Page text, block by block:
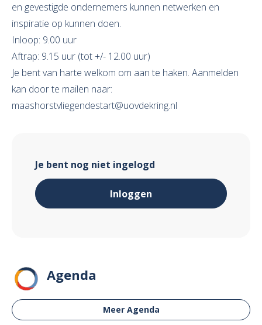
en gevestigde ondernemers kunnen netwerken en
inspiratie op kunnen doen.
Inloop: 9.00 uur
Aftrap: 9.15 uur (tot +/- 12.00 uur)
Je bent van harte welkom om aan te haken. Aanmelden
kan door te mailen naar:
maashorstvliegendestart@uovdekring.nl
Je bent nog niet ingelogd
Inloggen
Agenda
Meer Agenda